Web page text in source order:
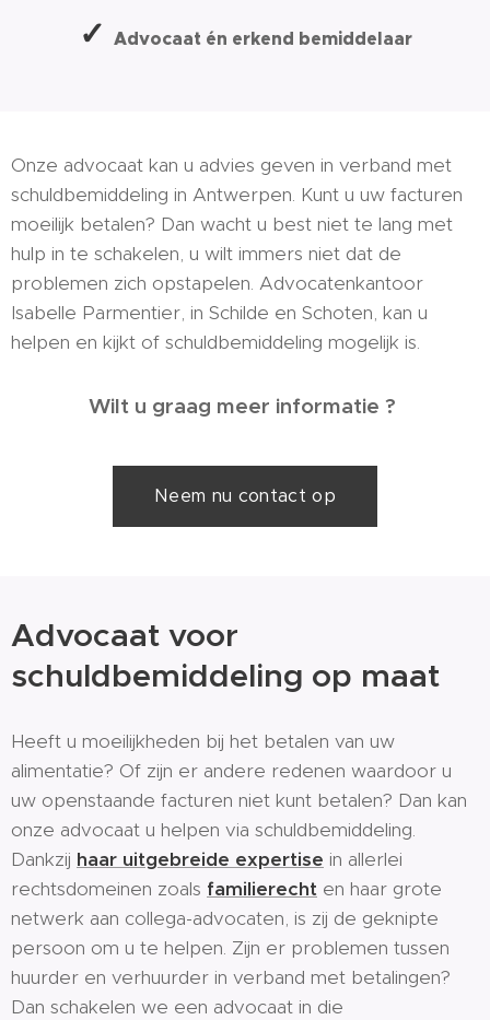
✓ Advocaat én erkend bemiddelaar
Onze advocaat kan u advies geven in verband met
schuldbemiddeling in Antwerpen. Kunt u uw facturen
moeilijk betalen? Dan wacht u best niet te lang met
hulp in te schakelen, u wilt immers niet dat de
problemen zich opstapelen. Advocatenkantoor
Isabelle Parmentier, in Schilde en Schoten, kan u
helpen en kijkt of schuldbemiddeling mogelijk is.
Wilt u graag meer informatie ?
Neem nu contact op
Advocaat voor
schuldbemiddeling op maat
Heeft u moeilijkheden bij het betalen van uw
alimentatie? Of zijn er andere redenen waardoor u
uw openstaande facturen niet kunt betalen? Dan kan
onze advocaat u helpen via schuldbemiddeling.
Dankzij haar uitgebreide expertise in allerlei
rechtsdomeinen zoals familierecht en haar grote
netwerk aan collega-advocaten, is zij de geknipte
persoon om u te helpen. Zijn er problemen tussen
huurder en verhuurder in verband met betalingen?
Dan schakelen we een advocaat in die